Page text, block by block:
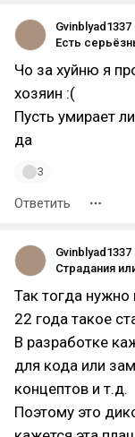
Gvinblyad1337
Есть
Чо за хуйню я
хозяин :(
Пусть умирает
да
3
Ответить
Gvinblyad1337
Страдания
Так тогда
22 года такое
В разработке
для кода или
концептов и т.д.
Поэтому это